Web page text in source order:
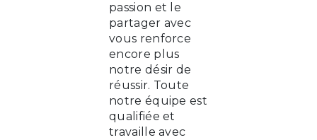
passion et le
partager avec
vous renforce
encore plus
notre désir de
réussir. Toute
notre équipe est
qualifiée et
travaille avec